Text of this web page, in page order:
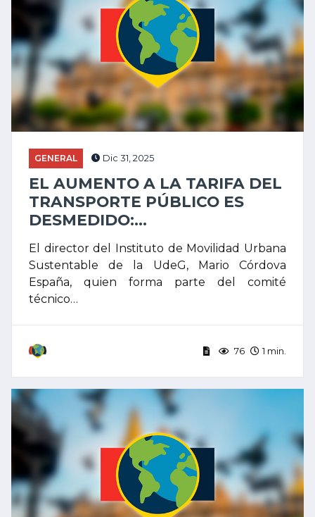
GENERAL Dic 31, 2025
EL AUMENTO A LA TARIFA DEL
TRANSPORTE PÚBLICO ES
DESMEDIDO:...
El director del Instituto de Movilidad Urbana
Sustentable de la UdeG, Mario Córdova
España, quien forma parte del comité
técnico…
76 1 min.